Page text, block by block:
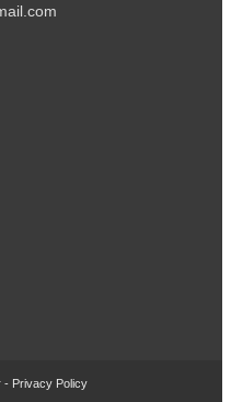
- Privacy Policy